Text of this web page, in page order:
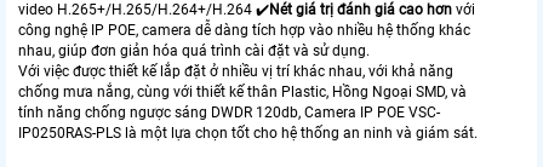
video H.265+/H.265/H.264+/H.264 ✔️Nét giá trị đánh giá cao hơn với
công nghệ IP POE, camera dễ dàng tích hợp vào nhiều hệ thống khác
nhau, giúp đơn giản hóa quá trình cài đặt và sử dụng.
Với việc được thiết kế lắp đặt ở nhiều vị trí khác nhau, với khả năng
chống mưa nắng, cùng với thiết kế thân Plastic, Hồng Ngoại SMD, và
tính năng chống ngược sáng DWDR 120db, Camera IP POE VSC-
IP0250RAS-PLS là một lựa chọn tốt cho hệ thống an ninh và giám sát.